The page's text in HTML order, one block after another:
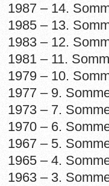
1987 – 14.
1985 – 13.
1983 – 12.
1981 – 11.
1979 – 10.
1977 – 9.
1973 – 7.
1970 – 6.
1967 – 5.
1965 – 4.
1963 – 3.